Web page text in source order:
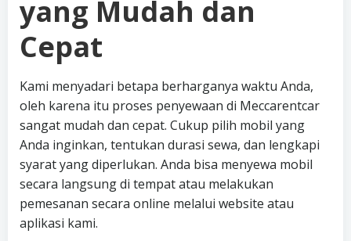
yang Mudah dan
Cepat
Kami menyadari betapa berharganya waktu Anda,
oleh karena itu proses penyewaan di Meccarentcar
sangat mudah dan cepat. Cukup pilih mobil yang
Anda inginkan, tentukan durasi sewa, dan lengkapi
syarat yang diperlukan. Anda bisa menyewa mobil
secara langsung di tempat atau melakukan
pemesanan secara online melalui website atau
aplikasi kami.